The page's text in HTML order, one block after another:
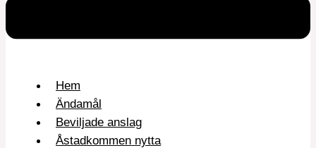
Hem
Ändamål
Beviljade anslag
Åstadkommen nytta